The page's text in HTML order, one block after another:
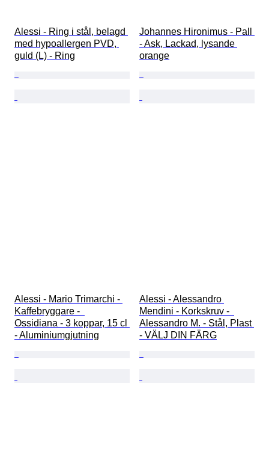
Alessi - Ring i stål, belagd
med hypoallergen PVD,
guld (L) - Ring
Johannes Hironimus - Pall
- Ask, Lackad, lysande
orange
Alessi - Mario Trimarchi -
Kaffebryggare -
Ossidiana - 3 koppar, 15 cl
- Aluminiumgjutning
Alessi - Alessandro
Mendini - Korkskruv -
Alessandro M. - Stål, Plast
- VÄLJ DIN FÄRG